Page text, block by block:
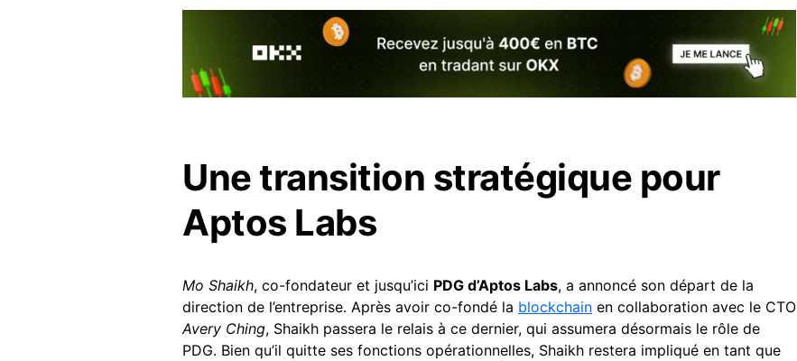
Une transition stratégique pour
Aptos Labs
Mo Shaikh, co-fondateur et jusqu’ici PDG d’Aptos Labs, a annoncé son départ de la
direction de l’entreprise. Après avoir co-fondé la blockchain en collaboration avec le CTO
Avery Ching, Shaikh passera le relais à ce dernier, qui assumera désormais le rôle de
PDG. Bien qu’il quitte ses fonctions opérationnelles, Shaikh restera impliqué en tant que